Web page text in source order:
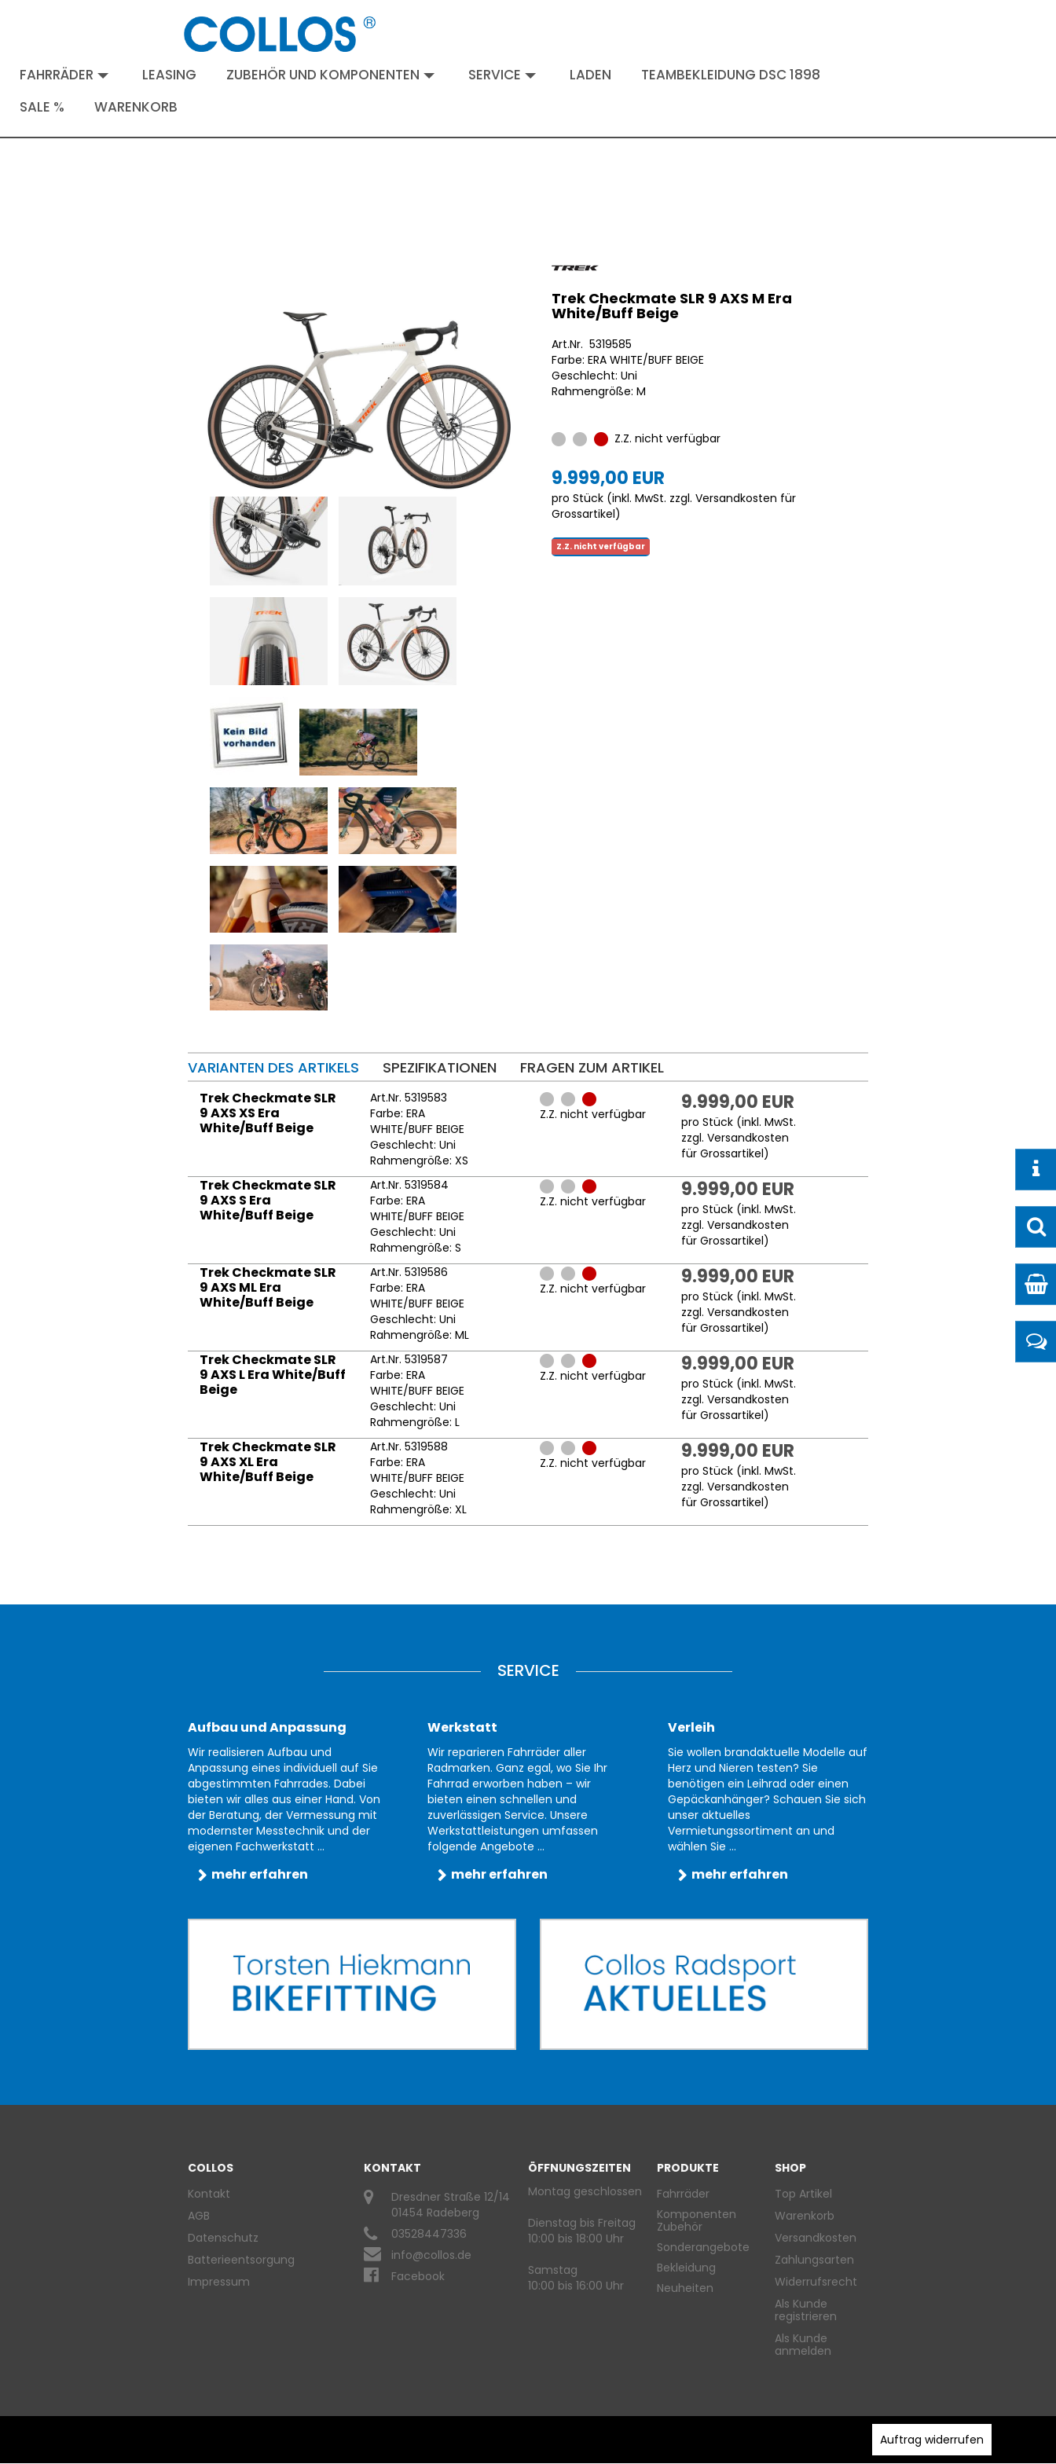
FAHRRÄDER LEASING ZUBEHÖR UND KOMPONENTEN SERVICE LADEN
TEAMBEKLEIDUNG DSC 1898
SALE %
WARENKORB
Trek Checkmate SLR 9 AXS M Era
White/Buff Beige
Art.Nr. 5319585
Farbe: ERA WHITE/BUFF BEIGE
Geschlecht: Uni
Rahmengröße: M
Z.Z. nicht verfügbar
9.999,00 EUR
pro Stück (inkl. MwSt. zzgl. Versandkosten für
Grossartikel)
Z.Z. nicht verfügbar
VARIANTEN DES ARTIKELS SPEZIFIKATIONEN FRAGEN ZUM ARTIKEL
Trek Checkmate SLR
9 AXS XS Era
White/Buff Beige
Art.Nr. 5319583
Farbe: ERA
WHITE/BUFF BEIGE
Geschlecht: Uni
Rahmengröße: XS
Z.Z. nicht verfügbar 9.999,00 EUR
pro Stück (inkl. MwSt.
zzgl.Versandkosten
für Grossartikel)
Trek Checkmate SLR
9 AXS S Era
White/Buff Beige
Art.Nr. 5319584
Farbe: ERA
WHITE/BUFF BEIGE
Geschlecht: Uni
Rahmengröße: S
Z.Z. nicht verfügbar 9.999,00 EUR
pro Stück (inkl. MwSt.
zzgl.Versandkosten
für Grossartikel)
Trek Checkmate SLR
9 AXS ML Era
White/Buff Beige
Art.Nr. 5319586
Farbe: ERA
WHITE/BUFF BEIGE
Geschlecht: Uni
Rahmengröße: ML
Z.Z. nicht verfügbar 9.999,00 EUR
pro Stück (inkl. MwSt.
zzgl.Versandkosten
für Grossartikel)
Trek Checkmate SLR
9 AXS L Era White/Buff
Beige
Art.Nr. 5319587
Farbe: ERA
WHITE/BUFF BEIGE
Geschlecht: Uni
Rahmengröße: L
Z.Z. nicht verfügbar 9.999,00 EUR
pro Stück (inkl. MwSt.
zzgl.Versandkosten
für Grossartikel)
Trek Checkmate SLR
9 AXS XL Era
White/Buff Beige
Art.Nr. 5319588
Farbe: ERA
WHITE/BUFF BEIGE
Geschlecht: Uni
Rahmengröße: XL
Z.Z. nicht verfügbar 9.999,00 EUR
pro Stück (inkl. MwSt.
zzgl.Versandkosten
für Grossartikel)
SERVICE
Aufbau und Anpassung
Wir realisieren Aufbau und
Anpassung eines individuell auf Sie
abgestimmten Fahrrades. Dabei
bieten wir alles aus einer Hand. Von
der Beratung, der Vermessung mit
modernster Messtechnik und der
eigenen Fachwerkstatt ...
mehr erfahren
Werkstatt
Wir reparieren Fahrräder aller
Radmarken. Ganz egal, wo Sie Ihr
Fahrrad erworben haben – wir
bieten einen schnellen und
zuverlässigen Service. Unsere
Werkstattleistungen umfassen
folgende Angebote ...
mehr erfahren
Verleih
Sie wollen brandaktuelle Modelle auf
Herz und Nieren testen? Sie
benötigen ein Leihrad oder einen
Gepäckanhänger? Schauen Sie sich
unser aktuelles
Vermietungssortiment an und
wählen Sie ...
mehr erfahren
COLLOS
Kontakt
AGB
Datenschutz
Batterieentsorgung
Impressum
KONTAKT
Dresdner Straße 12/14
01454 Radeberg
03528447336
info@collos.de
Facebook
ÖFFNUNGSZEITEN
Montag geschlossen
Dienstag bis Freitag
10:00 bis 18:00 Uhr
Samstag
10:00 bis 16:00 Uhr
PRODUKTE
Fahrräder
Komponenten
Zubehör
Sonderangebote
Bekleidung
Neuheiten
SHOP
Top Artikel
Warenkorb
Versandkosten
Zahlungsarten
Widerrufsrecht
Als Kunde
registrieren
Als Kunde
anmelden
Auftrag widerrufen